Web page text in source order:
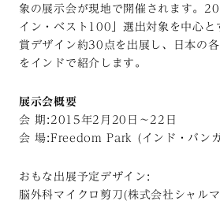
象の展示会が現地で開催されます。
イン・ベスト100」選出対象を中心と
賞デザイン約30点を出展し、日本の
をインドで紹介します。
展示会概要
会 期:2015年2月20日〜22日
会 場:Freedom Park (インド・バン
おもな出展予定デザイン:
脳外科マイクロ剪刀(株式会社シャル